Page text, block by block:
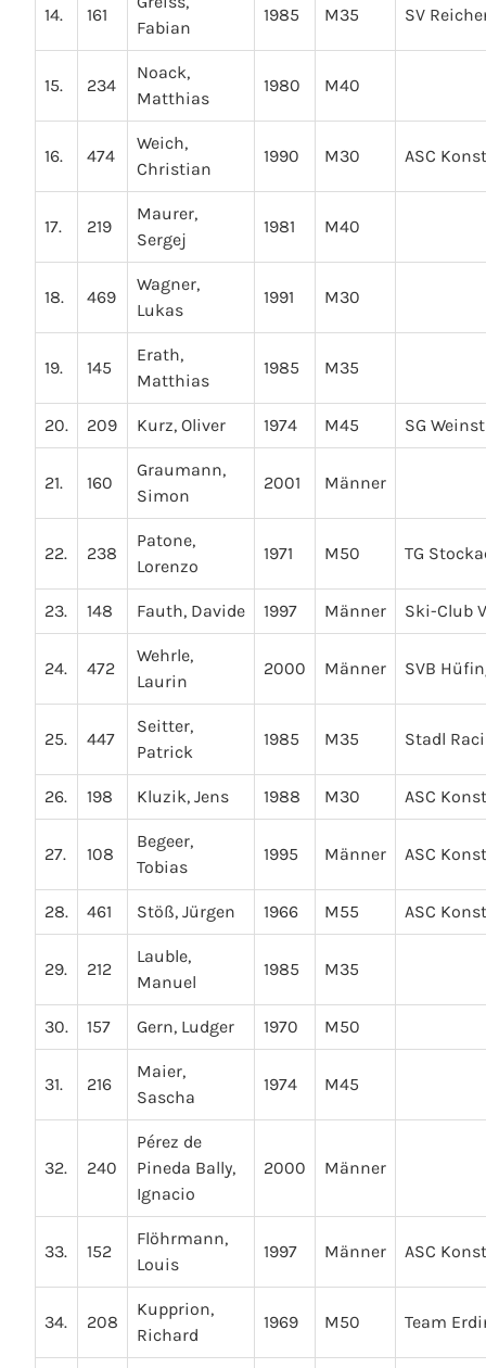
14. 161
Fabian
1985 M35 SV
15. 234
Noack,
Matthias
1980 M40
16. 474
Weich,
Christian
1990 M30 ASC
17. 219
Maurer,
Sergej
1981 M40
18. 469
Wagner,
Lukas
1991 M30
19. 145
Erath,
Matthias
1985 M35
20. 209 Kurz, Oliver 1974 M45 SG
21. 160
Graumann,
Simon
2001 Männer
22. 238
Patone,
Lorenzo
1971 M50 TG
23. 148 Fauth, Davide 1997 Männer Ski-Club
24. 472
Wehrle,
Laurin
2000 Männer SVB
25. 447
Seitter,
Patrick
1985 M35 Stadl
26. 198 Kluzik, Jens 1988 M30 ASC
27. 108
Begeer,
Tobias
1995 Männer ASC
28. 461 Stöß, Jürgen 1966 M55 ASC
29. 212
Lauble,
Manuel
1985 M35
30. 157 Gern, Ludger 1970 M50
31. 216
Maier,
Sascha
1974 M45
32. 240
Pérez de
Pineda Bally,
Ignacio
2000 Männer
33. 152
Flöhrmann,
Louis
1997 Männer ASC
34. 208
Kupprion,
Richard
1969 M50 Team